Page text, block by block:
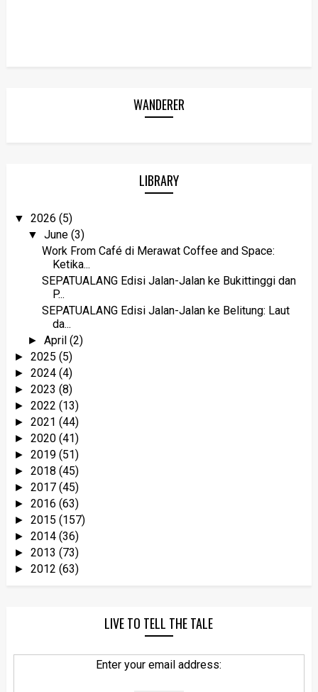
WANDERER
LIBRARY
▼ 2026 (5)
▼June(3)
Work From Café di Merawat Coffee and Space:
Ketika...
SEPATUALANG Edisi Jalan-Jalan ke Bukittinggi dan
P...
SEPATUALANG Edisi Jalan-Jalan ke Belitung: Laut
da...
►April(2)
► 2025 (5)
► 2024 (4)
► 2023 (8)
► 2022 (13)
► 2021 (44)
► 2020 (41)
► 2019 (51)
► 2018 (45)
► 2017 (45)
► 2016 (63)
► 2015 (157)
► 2014 (36)
► 2013 (73)
► 2012 (63)
LIVE TO TELL THE TALE
Enter your email address: